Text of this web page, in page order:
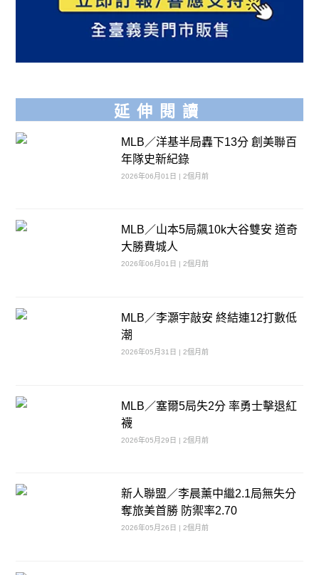
延伸閱讀
MLB／洋基半局轟下13分 創美聯百
年隊史新紀錄
2026年06月01日 | 2個月前
MLB／山本5局飆10k大谷雙安 道奇
大勝費城人
2026年06月01日 | 2個月前
MLB／李灝宇敲安 終結連12打數低
潮
2026年05月31日 | 2個月前
MLB／塞爾5局失2分 率勇士擊退紅
襪
2026年05月29日 | 2個月前
新人聯盟／李晨薰中繼2.1局無失分
奪旅美首勝 防禦率2.70
2026年05月26日 | 2個月前